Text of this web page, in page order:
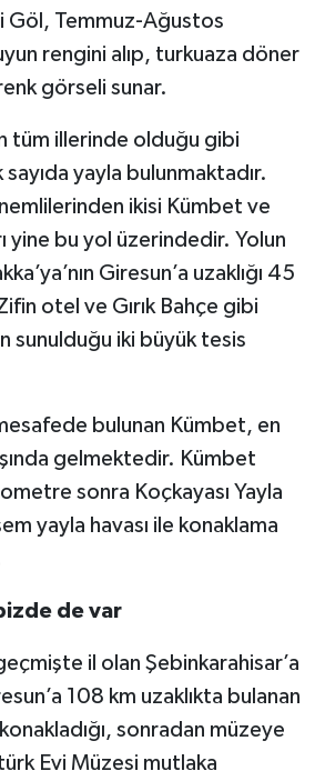
Göl, Temmuz-Ağustos
rengini alıp, turkuaza döner
görseli sunar.
tüm illerinde olduğu gibi
yayla bulunmaktadır.
ikisi Kümbet ve
yine bu yol üzerindedir. Yolun
Giresun’a uzaklığı 45
otel ve Gırık Bahçe gibi
sunulduğu iki büyük tesis
bulunan Kümbet, en
gelmektedir. Kümbet
sonra Koçkayası Yayla
yayla havası ile konaklama
de var
il olan Şebinkarahisar’a
108 km uzaklıkta bulanan
sonradan müzeye
Evi Müzesi mutlaka